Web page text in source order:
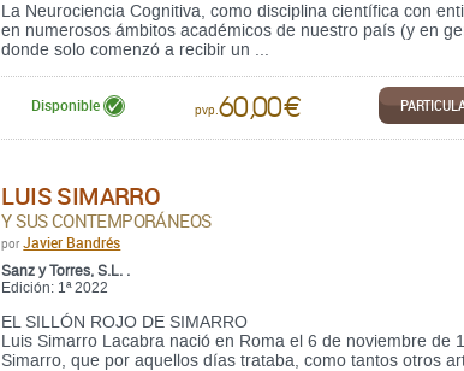
La Neurociencia Cognitiva, como disciplina científica con
en numerosos ámbitos académicos de nuestro país (y en
donde solo comenzó a recibir un ...
Disponible pvp.60,00 €
LUIS SIMARRO
Y SUS CONTEMPORÁNEOS
por Javier Bandrés
Sanz y Torres, S.L. .
Edición: 1ª 2022
EL SILLÓN ROJO DE SIMARRO
Luis Simarro Lacabra nació en Roma el 6 de noviembre de
Simarro, que por aquellos días trataba, como tantos otros